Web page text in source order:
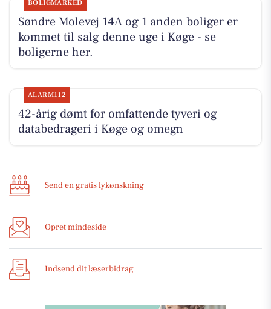
BOLIGMARKED
Søndre Molevej 14A og 1 anden boliger er
kommet til salg denne uge i Køge - se
boligerne her.
ALARM112
42-årig dømt for omfattende tyveri og
databedrageri i Køge og omegn
Send en gratis lykønskning
Opret mindeside
Indsend dit læserbidrag